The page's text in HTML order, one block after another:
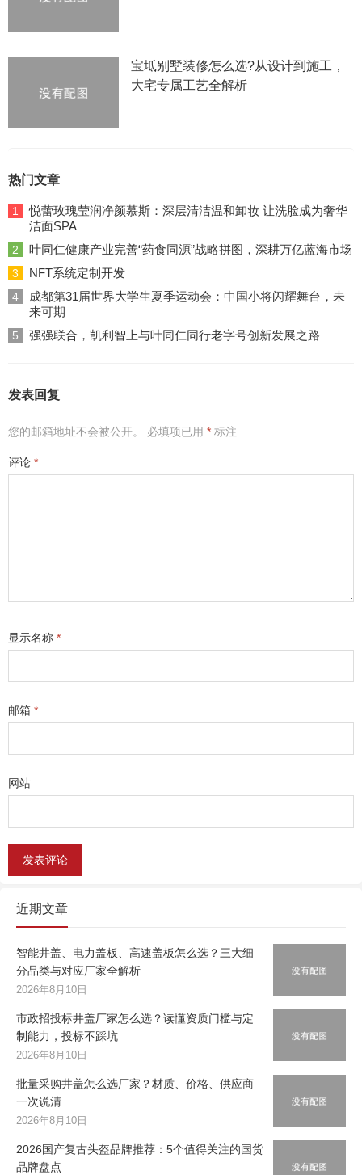
宝坻别墅装修怎么选?从设计到施工，
大宅专属工艺全解析
热门文章
1
悦蕾玫瑰莹润净颜慕斯：深层清洁温和卸妆 让洗脸成为奢华
洁面SPA
2 叶同仁健康产业完善“药食同源”战略拼图，深耕万亿蓝海市场
3 NFT系统定制开发
4
成都第31届世界大学生夏季运动会：中国小将闪耀舞台，未
来可期
5 强强联合，凯利智上与叶同仁同行老字号创新发展之路
发表回复
您的邮箱地址不会被公开。 必填项已用 * 标注
评论 *
显示名称 *
邮箱 *
网站
近期文章
智能井盖、电力盖板、高速盖板怎么选？三大细
分品类与对应厂家全解析
2026年8月10日
市政招投标井盖厂家怎么选？读懂资质门槛与定
制能力，投标不踩坑
2026年8月10日
批量采购井盖怎么选厂家？材质、价格、供应商
一次说清
2026年8月10日
2026国产复古头盔品牌推荐：5个值得关注的国货
品牌盘点